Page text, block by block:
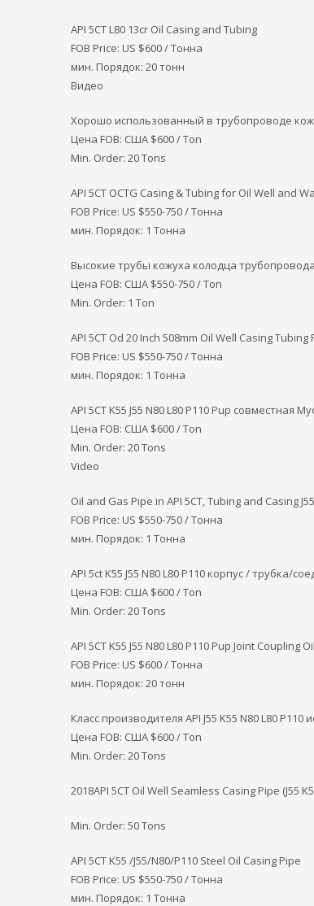
API 5CT L80 13cr Oil Casing and Tubing
FOB Price: US $600 / Тонна
мин. Порядок: 20 тонн
Видео
Хорошо использованный в трубопроводе
Цена FOB: США $600 / Ton
Min. Order: 20 Tons
API 5CT OCTG Casing & Tubing for Oil Well and
FOB Price: US $550-750 / Тонна
мин. Порядок: 1 Тонна
Высокие трубы кожуха колодца
Цена FOB: США $550-750 / Ton
Min. Order: 1 Ton
API 5CT Od 20 Inch 508mm Oil Well Casing
FOB Price: US $550-750 / Тонна
мин. Порядок: 1 Тонна
API 5CT K55 J55 N80 L80 P110 Pup совместная
Цена FOB: США $600 / Ton
Min. Order: 20 Tons
Video
Oil and Gas Pipe in API 5CT, Tubing and Casing
FOB Price: US $550-750 / Тонна
мин. Порядок: 1 Тонна
API 5ct K55 J55 N80 L80 P110 корпус / трубка/
Цена FOB: США $600 / Ton
Min. Order: 20 Tons
API 5CT K55 J55 N80 L80 P110 Pup Joint Coupling
FOB Price: US $600 / Тонна
мин. Порядок: 20 тонн
Класс производителя API J55 K55 N80 L80
Цена FOB: США $600 / Ton
Min. Order: 20 Tons
2018API 5CT Oil Well Seamless Casing Pipe (J55
Min. Order: 50 Tons
API 5CT K55 /J55/N80/P110 Steel Oil Casing Pipe
FOB Price: US $550-750 / Тонна
мин. Порядок: 1 Тонна